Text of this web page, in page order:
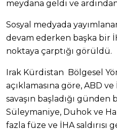
meydana geldi ve ardından
Sosyal medyada
devam ederken başka bir
noktaya çarptığı görüldü.
Irak Kürdistan Bölgesel
açıklamasına göre, ABD
savaşın başladığı günden
Süleymaniye, Duhok ve
fazla füze ve İHA saldırısı